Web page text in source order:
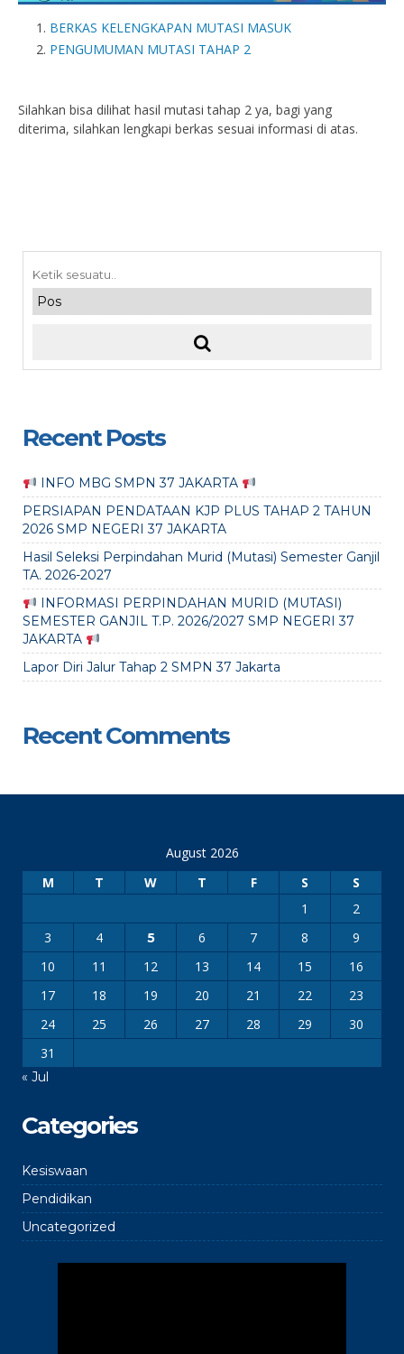
BERKAS KELENGKAPAN MUTASI MASUK
PENGUMUMAN MUTASI TAHAP 2
Silahkan bisa dilihat hasil mutasi tahap 2 ya, bagi yang
diterima, silahkan lengkapi berkas sesuai informasi di atas.
Recent Posts
INFO MBG SMPN 37 JAKARTA
PERSIAPAN PENDATAAN KJP PLUS TAHAP 2 TAHUN
2026 SMP NEGERI 37 JAKARTA
Hasil Seleksi Perpindahan Murid (Mutasi) Semester Ganjil
TA. 2026-2027
INFORMASI PERPINDAHAN MURID (MUTASI)
SEMESTER GANJIL T.P. 2026/2027 SMP NEGERI 37
JAKARTA
Lapor Diri Jalur Tahap 2 SMPN 37 Jakarta
Recent Comments
August 2026
M
T W T F S
S
1
2
3
4 5 6 7 8
9
10
11 12 13 14 15
16
17
18 19 20 21 22
23
24
25 26 27 28 29
30
31
« Jul
Categories
Kesiswaan
Pendidikan
Uncategorized